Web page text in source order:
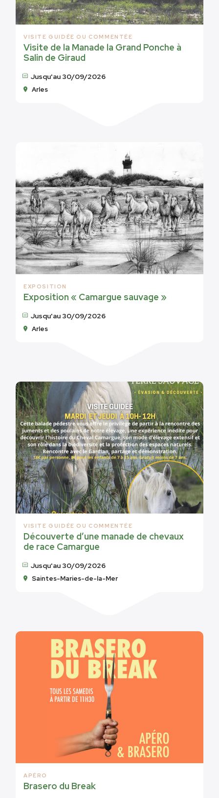
VISITE GUIDÉE OU COMMENTÉE
Visite de la Manade la Grand Ponche à
Salin de Giraud
Jusqu'au 30/09/2026
Arles
EXPOSITION
Exposition « Camargue sauvage »
Jusqu'au 30/09/2026
Arles
VISITE GUIDÉE OU COMMENTÉE
Découverte d’une manade de chevaux
de race Camargue
Jusqu'au 30/09/2026
Saintes-Maries-de-la-Mer
APÉRO
Brasero du Break